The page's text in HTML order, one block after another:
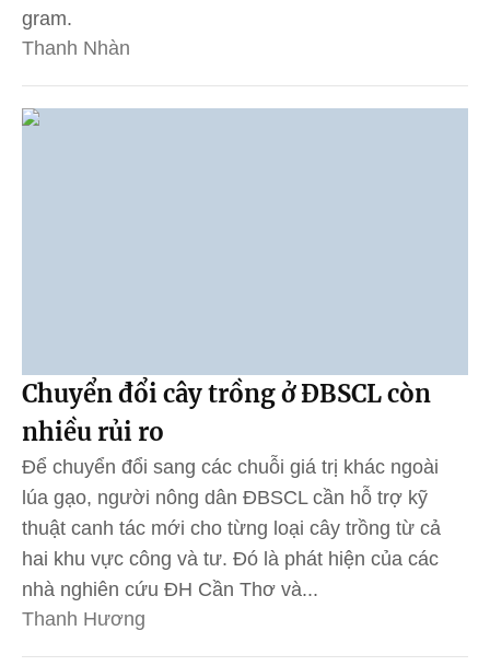
gram.
Thanh Nhàn
Chuyển đổi cây trồng ở ĐBSCL còn
nhiều rủi ro
Để chuyển đổi sang các chuỗi giá trị khác ngoài
lúa gạo, người nông dân ĐBSCL cần hỗ trợ kỹ
thuật canh tác mới cho từng loại cây trồng từ cả
hai khu vực công và tư. Đó là phát hiện của các
nhà nghiên cứu ĐH Cần Thơ và...
Thanh Hương